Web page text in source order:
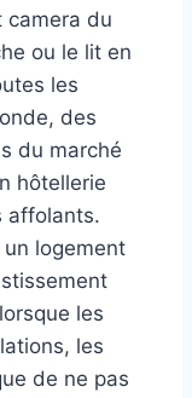
camera du
ou le lit en
les
des
du marché
hôtellerie
affolants.
logement
les
les
de ne pas